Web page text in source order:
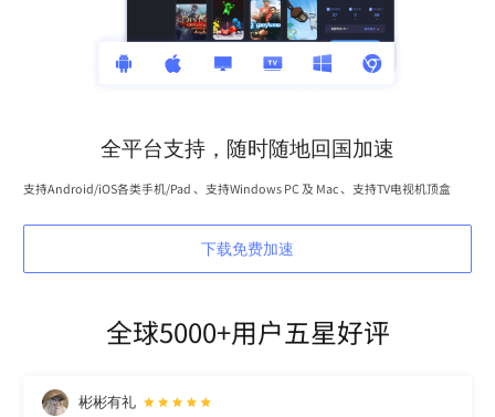
全平台支持，随时随地回国加速
支持Android/iOS各类手机/Pad 、支持Windows PC 及 Mac 、支持TV电视机顶盒
下载免费加速
全球5000+用户五星好评
彬彬有礼